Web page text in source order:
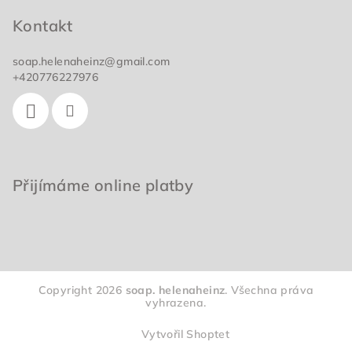
Kontakt
soap.helenaheinz@gmail.com
+420776227976
Přijímáme online platby
Copyright 2026 soap. helenaheinz. Všechna práva
vyhrazena.
Vytvořil Shoptet